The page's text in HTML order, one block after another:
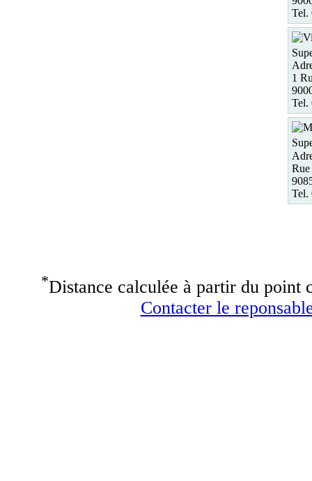
Tel.
1
Tel.
Rue
Tel.
*Distance calculée à partir du point
Contacter le